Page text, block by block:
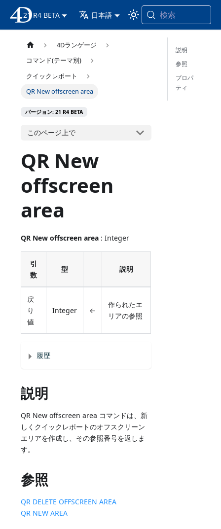
4D ドキュメンテーション
21 R4 BETA 日本語 検索
4Dランゲージ
コマンド(テーマ別)
クイックレポート
QR New offscreen area
バージョン: 21 R4 BETA
このページ上で
QR New
offscreen
area
QR New offscreen area : Integer
引
数
型 説明
戻
り
値
Integer ←
作られたエ
リアの参照
履歴
説明
QR New offscreen area コマンドは、新
しくクイックレポートのオフスクリーン
エリアを作成し、その参照番号を返しま
す。
参照
QR DELETE OFFSCREEN AREA
QR NEW AREA
説明
参照
プロパ
ティ